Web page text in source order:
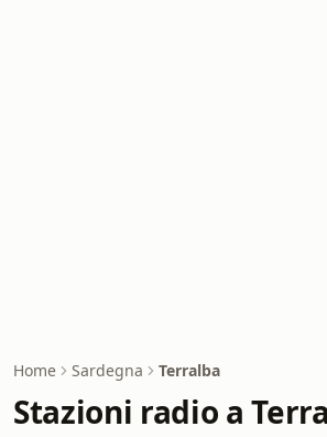
Home Sardegna Terralba
Stazioni radio a